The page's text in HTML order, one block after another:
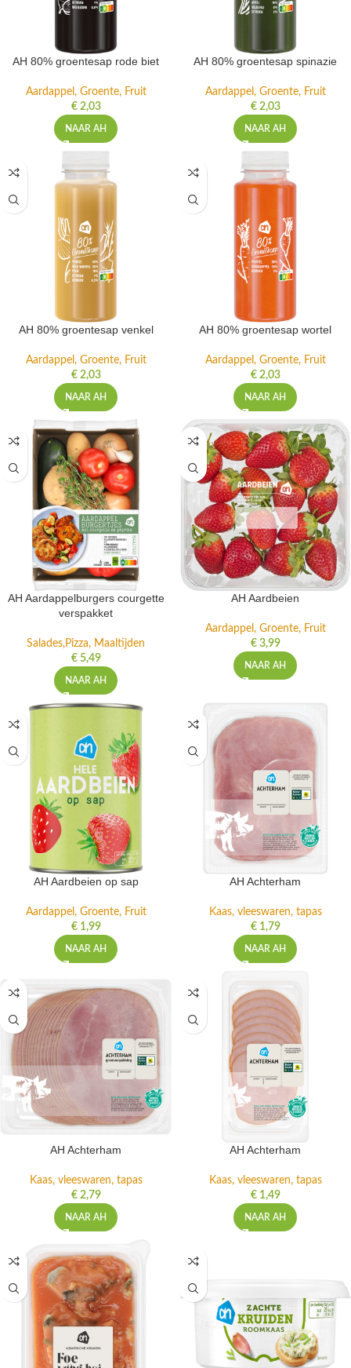
AH 80% groentesap rode biet
Aardappel, Groente, Fruit
€2,03
NAAR AH
AH 80% groentesap spinazie
Aardappel, Groente, Fruit
€2,03
NAAR AH
AH 80% groentesap venkel
Aardappel, Groente, Fruit
€2,03
NAAR AH
AH 80% groentesap wortel
Aardappel, Groente, Fruit
€2,03
NAAR AH
AH Aardappelburgers courgette
verspakket
Salades,Pizza, Maaltijden
€5,49
NAAR AH
AH Aardbeien
Aardappel, Groente, Fruit
€3,99
NAAR AH
AH Aardbeien op sap
Aardappel, Groente, Fruit
€1,99
NAAR AH
AH Achterham
Kaas, vleeswaren, tapas
€1,79
NAAR AH
AH Achterham
Kaas, vleeswaren, tapas
€2,79
NAAR AH
AH Achterham
Kaas, vleeswaren, tapas
€1,49
NAAR AH